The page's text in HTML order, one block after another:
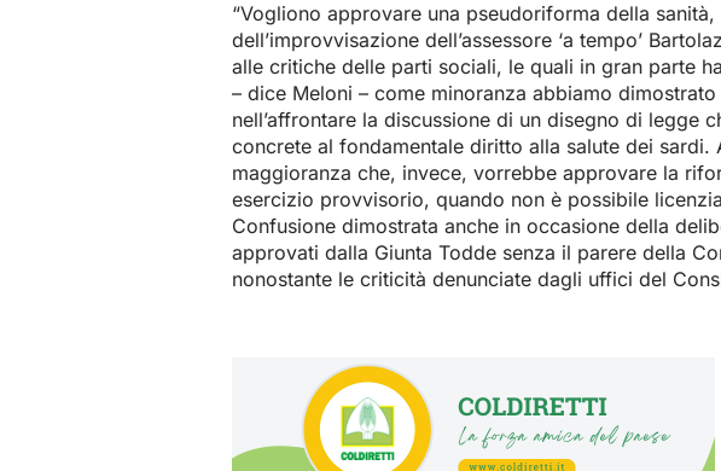
“Vogliono approvare una pseudoriforma della
dell’improvvisazione dell’assessore ‘a tempo’
alle critiche delle parti sociali, le quali in gran parte
– dice Meloni – come minoranza abbiamo
nell’affrontare la discussione di un disegno di legge
concrete al fondamentale diritto alla salute dei sardi.
maggioranza che, invece, vorrebbe approvare la
esercizio provvisorio, quando non è possibile
Confusione dimostrata anche in occasione della
approvati dalla Giunta Todde senza il parere della
nonostante le criticità denunciate dagli uffici del